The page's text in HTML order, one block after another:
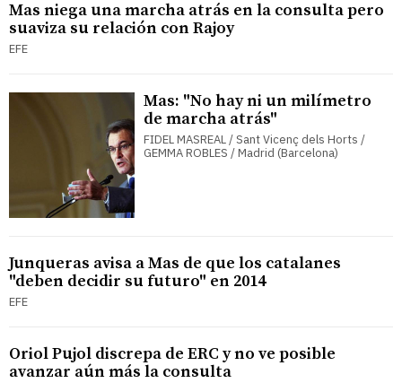
Mas niega una marcha atrás en la consulta pero
suaviza su relación con Rajoy
EFE
Mas: "No hay ni un milímetro
de marcha atrás"
FIDEL MASREAL / Sant Vicenç dels Horts /
GEMMA ROBLES / Madrid (Barcelona)
Junqueras avisa a Mas de que los catalanes
"deben decidir su futuro" en 2014
EFE
Oriol Pujol discrepa de ERC y no ve posible
avanzar aún más la consulta